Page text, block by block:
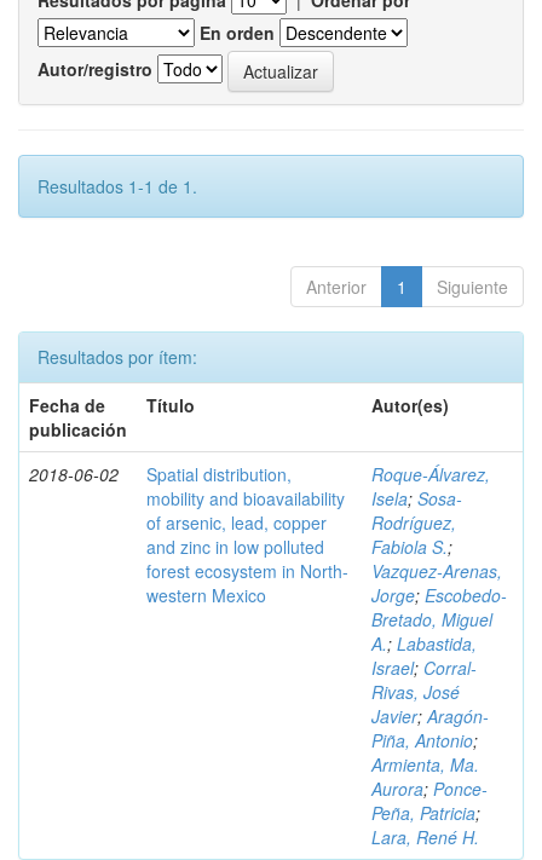
En orden
Autor/registro
Resultados 1-1 de 1.
Anterior 1 Siguiente
Resultados por ítem:
Fecha de
publicación
Título Autor(es)
2018-06-02
Spatial distribution,
mobility and bioavailability
of arsenic, lead, copper
and zinc in low polluted
forest ecosystem in North-
western Mexico
Roque-Álvarez,
Isela; Sosa-
Rodríguez,
Fabiola S.;
Vazquez-Arenas,
Jorge; Escobedo-
Bretado, Miguel
A.; Labastida,
Israel; Corral-
Rivas, José
Javier;Aragón-
Piña, Antonio;
Armienta, Ma.
Aurora; Ponce-
Peña, Patricia;
Lara, René H.